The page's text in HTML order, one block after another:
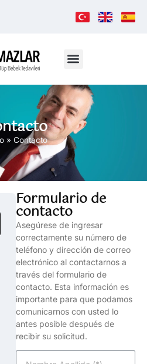
» Contacto
Formulario de
contacto
Asegúrese de ingresar
correctamente su número de
teléfono y dirección de correo
electrónico al contactarnos a
través del formulario de
contacto. Esta información es
importante para que podamos
comunicarnos con usted lo
antes posible después de
recibir su solicitud.